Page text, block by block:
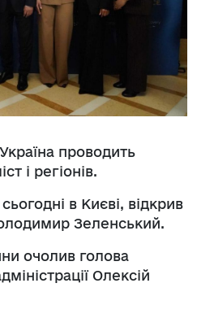
проводить
і регіонів.
в Києві, відкрив
Зеленський.
очолив голова
Олексій